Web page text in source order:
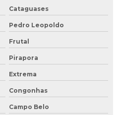
Cataguases
Pedro Leopoldo
Frutal
Pirapora
Extrema
Congonhas
Campo Belo